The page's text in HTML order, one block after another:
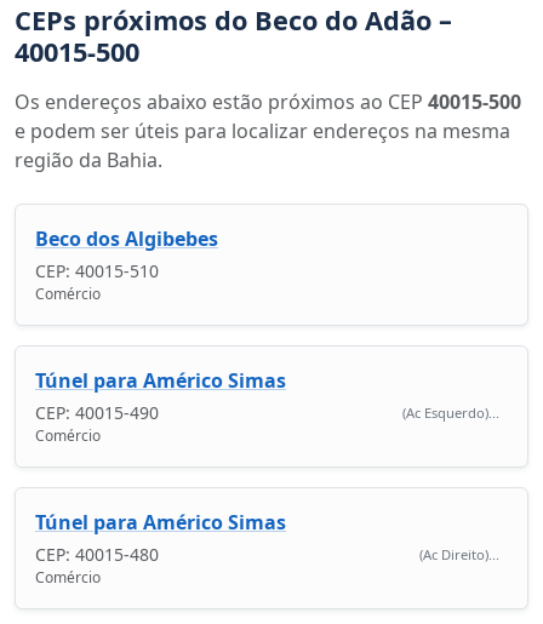
CEPs próximos do Beco do Adão –
40015-500
Os endereços abaixo estão próximos ao CEP 40015-500
e podem ser úteis para localizar endereços na mesma
região da Bahia.
Beco dos Algibebes
CEP: 40015-510
Comércio
Túnel para Américo Simas
CEP: 40015-490 (Ac Esquerdo)...
Comércio
Túnel para Américo Simas
CEP: 40015-480 (Ac Direito)...
Comércio